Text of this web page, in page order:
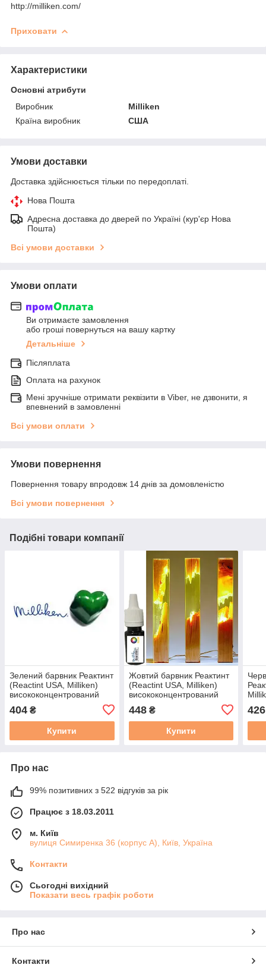
http://milliken.com/
Приховати
Характеристики
Основні атрибути
Виробник
Milliken
Країна виробник
США
Умови доставки
Доставка здійснюється тільки по передоплаті.
Нова Пошта
Адресна доставка до дверей по Україні (кур'єр Нова
Пошта)
Всі умови доставки
Умови оплати
Ви отримаєте замовлення
або гроші повернуться на вашу картку
Детальніше
Післяплата
Оплата на рахунок
Мені зручніше отримати реквізити в Viber, не дзвонити, я
впевнений в замовленні
Всі умови оплати
Умови повернення
Повернення товару впродовж 14 днів за домовленістю
Всі умови повернення
Подібні товари компанії
Зелений барвник Реактинт
(Reactint USA, Milliken)
висококонцентрований
для поліуретанів (100мл)
404 ₴
Купити
Жовтий барвник Реактинт
(Reactint USA, Milliken)
висококонцентрований
для поліуретанів (100мл)
448₴
Купити
для
426
Про нас
99% позитивних з 522 відгуків за рік
Працює з 18.03.2011
м. Київ
вулиця Симиренка 36 (корпус А), Київ, Україна
Контакти
Сьогодні вихідний
Показати весь графік роботи
Про нас
Контакти